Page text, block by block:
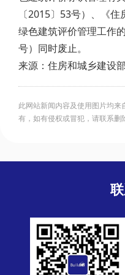
〔2015〕53号）、《
绿色建筑评价管理工作
号）同时废止。
来源：住房和城乡建设部
此网站新闻内容及使用图片均
有，如有侵权或冒犯，请联系